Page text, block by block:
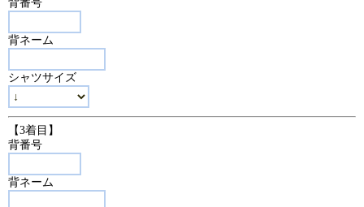
背番号
背ネーム
シャツサイズ
【3着目】
背番号
背ネーム